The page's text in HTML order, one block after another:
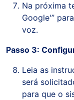
Na próxima
Google'”
voz.
Passo 3:
Leia as
será
para que o